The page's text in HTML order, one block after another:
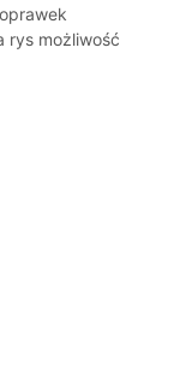
rys możliwość